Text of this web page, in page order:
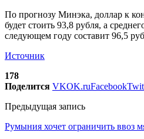
По прогнозу Минэка, доллар к
будет стоить 93,8 рубля, а
следующем году составит 96,5
Источник
178
Поделится VKOK.ruFacebook
Предыдущая запись
Румыния хочет ограничить ввоз